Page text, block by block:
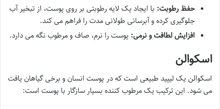
حفظ رطوبت: با ایجاد یک لایه رطوبتی بر روی پوست، از تبخیر آب
جلوگیری کرده و آبرسانی طولانی مدت را فراهم می کند.
افزایش لطافت و نرمی: پوست را نرم، صاف و مرطوب نگه می دارد.
اسکوالن
اسکوالن یک لیپید طبیعی است که در پوست انسان و برخی گیاهان یافت
می شود. این ترکیب یک مرطوب کننده بسیار سازگار با پوست است: